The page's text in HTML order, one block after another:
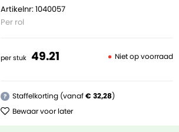
Artikelnr: 1040057
Per rol
per stuk 49.21 Niet op voorraad
? Staffelkorting (vanaf€ 32,28)
Bewaar voor later